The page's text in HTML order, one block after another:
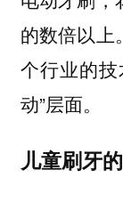
的数倍以上
个行业的
动”层面。
儿童刷牙